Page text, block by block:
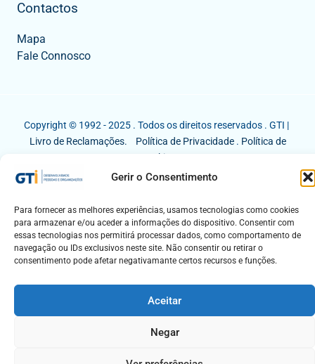
Gerir o Consentimento
Para fornecer as melhores experiências, usamos tecnologias como cookies
para armazenar e/ou aceder a informações do dispositivo. Consentir com
essas tecnologias nos permitirá processar dados, como comportamento de
navegação ou IDs exclusivos neste site. Não consentir ou retirar o
consentimento pode afetar negativamante certos recursos e funções.
Aceitar
Negar
Contactos
Mapa
Fale Connosco
Copyright © 1992 - 2025 . Todos os direitos reservados . GTI |
Livro de Reclamações.
Política de Privacidade. Política de
Cookies